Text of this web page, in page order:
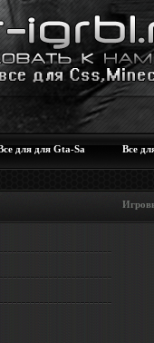
для для Gta-Sa Все
Игровые